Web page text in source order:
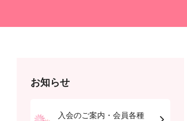
お知らせ
入会のご案内・会員各種